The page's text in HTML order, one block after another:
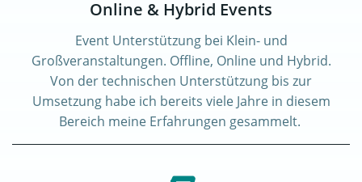
Online & Hybrid Events
Event Unterstützung bei Klein- und
Großveranstaltungen. Offline, Online und Hybrid.
Von der technischen Unterstützung bis zur
Umsetzung habe ich bereits viele Jahre in diesem
Bereich meine Erfahrungen gesammelt.